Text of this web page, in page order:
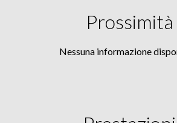
Prossimità
Nessuna informazione